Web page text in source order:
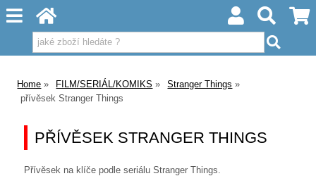
Home FILM/SERIÁL/KOMIKS
Stranger Things
přívěsek Stranger Things
PŘÍVĚSEK STRANGER THINGS
Přívěsek na klíče podle seriálu Stranger Things.